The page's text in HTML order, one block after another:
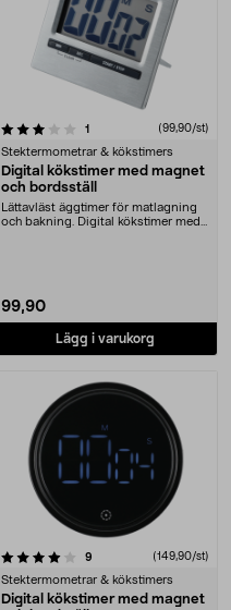
1 (99,90/st)
Stektermometrar & kökstimers
Digital kökstimer med magnet
och bordsställ
Lättavläst äggtimer för matlagning
och bakning. Digital kökstimer med
99,90
Lägg i varukorg
9 recensioner(149,90/st)
Stektermometrar & kökstimers
Digital kökstimer med magnet